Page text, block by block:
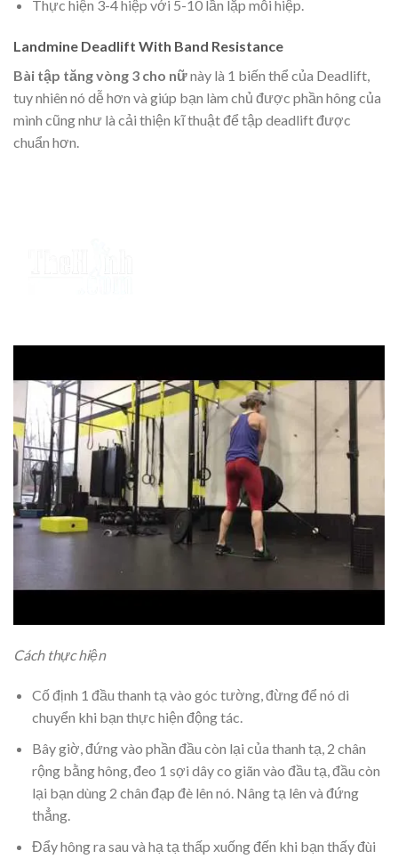
Thực hiện 3-4 hiệp với 5-10 lần lặp mỗi hiệp.
Landmine Deadlift With Band Resistance
Bài tập tăng vòng 3 cho nữnày là 1 biến thể của Deadlift,
tuy nhiên nó dễ hơn và giúp bạn làm chủ được phần hông của
mình cũng như là cải thiện kĩ thuật để tập deadlift được
chuẩn hơn.
Cách thực hiện
Cố định 1 đầu thanh tạ vào góc tường, đừng để nó di
chuyển khi bạn thực hiện động tác.
Bây giờ, đứng vào phần đầu còn lại của thanh tạ, 2 chân
rộng bằng hông, đeo 1 sợi dây co giãn vào đầu tạ, đầu còn
lại bạn dùng 2 chân đạp đè lên nó. Nâng tạ lên và đứng
thẳng.
Đẩy hông ra sau và hạ tạ thấp xuống đến khi bạn thấy đùi